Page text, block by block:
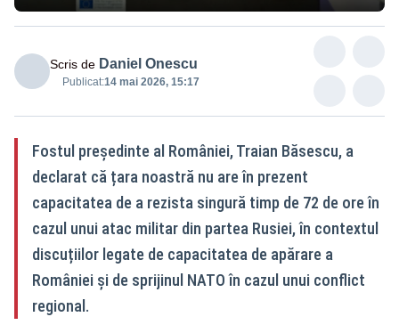
Scris de Daniel Onescu
Publicat:14 mai 2026, 15:17
Fostul președinte al României, Traian Băsescu, a
declarat că țara noastră nu are în prezent
capacitatea de a rezista singură timp de 72 de ore în
cazul unui atac militar din partea Rusiei, în contextul
discuțiilor legate de capacitatea de apărare a
României și de sprijinul NATO în cazul unui conflict
regional.